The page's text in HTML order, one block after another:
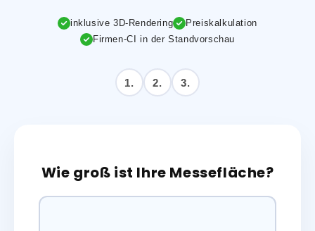
inklusive 3D-Rendering
Preiskalkulation
Firmen-CI in der Standvorschau
1. 2. 3.
Wie groß ist Ihre Messefläche?